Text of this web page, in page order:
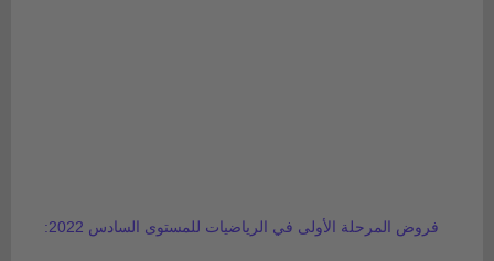
فروض المرحلة الأولى في الرياضيات للمستوى السادس 2022: